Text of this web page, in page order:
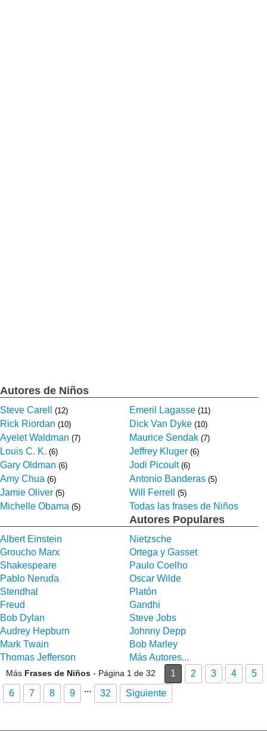
Autores de Niños
Steve Carell (12) Emeril Lagasse (11)
Rick Riordan (10) Dick Van Dyke (10)
Ayelet Waldman (7) Maurice Sendak (7)
Louis C. K. (6) Jeffrey Kluger (6)
Gary Oldman (6) Jodi Picoult (6)
Amy Chua (6) Antonio Banderas (5)
Jamie Oliver (5) Will Ferrell (5)
Michelle Obama (5) Todas las frases de Niños
Autores Populares
Albert Einstein
Nietzsche
Groucho Marx
Ortega y Gasset
Shakespeare
Paulo Coelho
Pablo Neruda
Oscar Wilde
Stendhal
Platón
Freud
Gandhi
Bob Dylan
Steve Jobs
Audrey Hepburn
Johnny Depp
Mark Twain
Bob Marley
Thomas Jefferson
Más Autores...
Más Frases de Niños - Página 1 de 32 1 2 3 4
5
6
7 8 9 ... 32 Siguiente